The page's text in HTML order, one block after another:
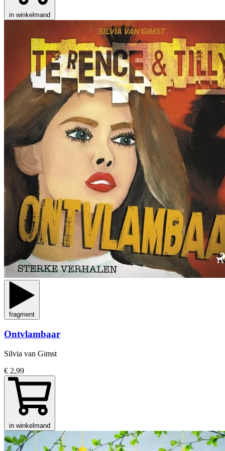
in winkelmand
fragment
Ontvlambaar
Silvia van Gimst
€ 2,99
in winkelmand